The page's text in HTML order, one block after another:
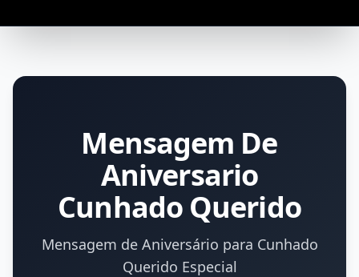
Mensagem De
Aniversario
Cunhado Querido
Mensagem de Aniversário para Cunhado
Querido Especial